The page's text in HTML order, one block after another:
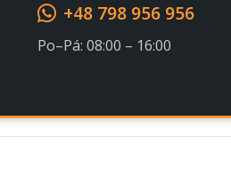
+48 798 956 956
Po–Pá: 08:00 – 16:00